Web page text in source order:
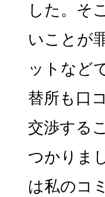
した。そ
いことが
ットなど
替所も口
交渉する
つかりま
は私のコ